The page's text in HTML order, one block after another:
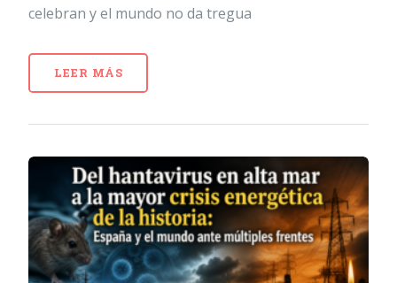
celebran y el mundo no da tregua
LEER MÁS